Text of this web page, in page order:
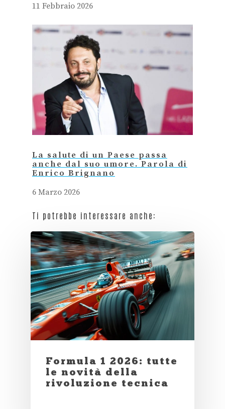
11 Febbraio 2026
La salute di un Paese passa
anche dal suo umore. Parola di
Enrico Brignano
6 Marzo 2026
Ti potrebbe interessare anche:
Formula 1 2026: tutte
le novità della
rivoluzione tecnica